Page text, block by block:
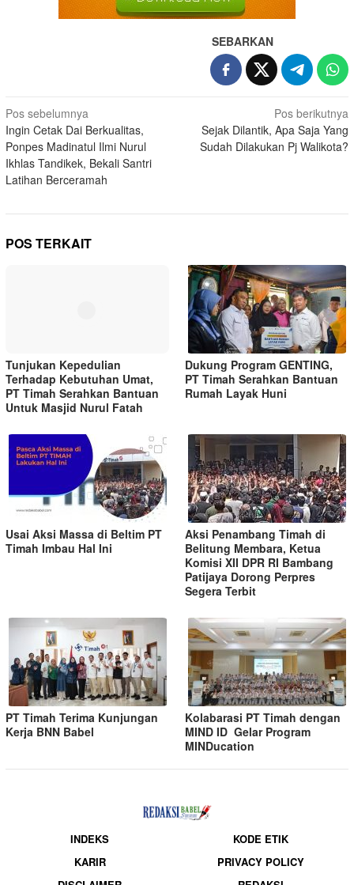
SEBARKAN
Pos sebelumnya
Ingin Cetak Dai Berkualitas,
Ponpes Madinatul Ilmi Nurul
Ikhlas Tandikek, Bekali Santri
Latihan Berceramah
Pos berikutnya
Sejak Dilantik, Apa Saja Yang
Sudah Dilakukan Pj Walikota?
POS TERKAIT
Tunjukan Kepedulian
Terhadap Kebutuhan Umat,
PT Timah Serahkan Bantuan
Untuk Masjid Nurul Fatah
Dukung Program GENTING,
PT Timah Serahkan Bantuan
Rumah Layak Huni
Usai Aksi Massa di Beltim PT
Timah Imbau Hal Ini
Aksi Penambang Timah di
Belitung Membara, Ketua
Komisi XII DPR RI Bambang
Patijaya Dorong Perpres
Segera Terbit
PT Timah Terima Kunjungan
Kerja BNN Babel
Kolabarasi PT Timah dengan
MIND ID Gelar Program
MINDucation
INDEKS
KODE ETIK
KARIR
PRIVACY POLICY